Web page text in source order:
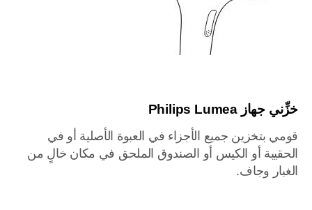
خزِّني جهاز Philips Lumea
قومي بتخزين جميع الأجزاء في العبوة الأصلية أو في
الحقيبة أو الكيس أو الصندوق الملحق في مكان خالٍ من
الغبار وجاف.